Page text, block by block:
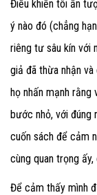
Điều khiến tôi ấn
ý nào đó (chẳng
riêng tư sâu kín với
giả đã thừa nhận
họ nhấn mạnh
bước nhỏ, với đúng
cuốn sách để cảm
cùng quan trọng
Để cảm thấy mình